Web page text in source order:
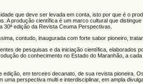
que deve ser levada em conta, isto por que é o
A produção científica é um marco cultural que
edição da Revista Ceuma Perspectivas.
contudo, inaugurada com forte sabor pioneiro,
de pesquisas e da iniciação científica, elaborados
do conhecimento no Estado do Maranhão, a
em terceiro decanato, de sua revista pioneira.
perspectiva multi e interdisciplinar, em ampla